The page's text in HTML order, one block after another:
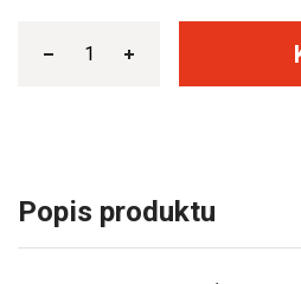
Popis produktu